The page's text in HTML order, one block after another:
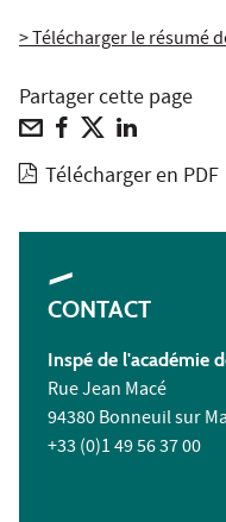
> Télécharger le résumé
Partager cette page
Télécharger en PDF
CONTACT
Inspé de l'académie
Rue Jean Macé
94380 Bonneuil sur
+33 (0)1 49 56 37 00